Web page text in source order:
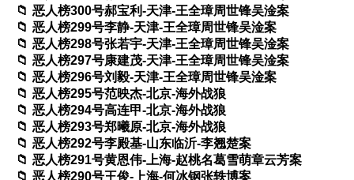
恶人榜300号郝宝利-天津-王全璋周世锋吴淦案
恶人榜299号李静-天津-王全璋周世锋吴淦案
恶人榜298号张若宇-天津-王全璋周世锋吴淦案
恶人榜297号康建茂-天津-王全璋周世锋吴淦案
恶人榜296号刘毅-天津-王全璋周世锋吴淦案
恶人榜295号范映杰-北京-海外战狼
恶人榜294号高连甲-北京-海外战狼
恶人榜293号郑曦原-北京-海外战狼
恶人榜292号李殿基-山东临沂-李翘楚案
恶人榜291号黄恩伟-上海-赵桃名葛雪萌章云芳案
恶人榜290号王俊-上海-何冰钢张轶博案